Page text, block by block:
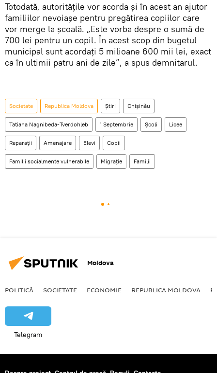
Totodată, autorităţile vor acorda şi în acest an ajutor
familiilor nevoiaşe pentru pregătirea copiilor care
vor merge la şcoală. „Este vorba despre o sumă de
700 lei pentru un copil. În acest scop din bugetul
municipal sunt acordaţi 5 milioane 600 mii lei, exact
ca în ultimii patru ani de zile”, a spus demnitarul.
Societate Republica Moldova Știri Chişinău
Tatiana Nagnibeda-Tverdohleb 1 Septembrie Şcoli Licee
Reparaţii Amenajare Elevi Copii
Familii socialmente vulnerabile Migraţie Familii
Moldova
POLITICĂ SOCIETATE ECONOMIE REPUBLICA MOLDOVA
Telegram